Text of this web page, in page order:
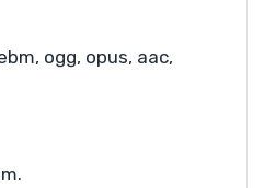
ogg, opus, aac,